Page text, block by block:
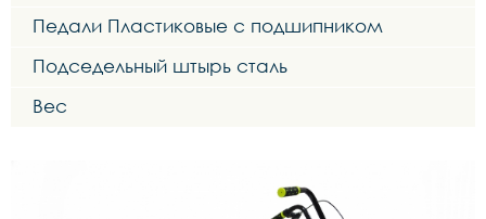
Педали Пластиковые с подшипником
Подседельный штырь сталь
Вес